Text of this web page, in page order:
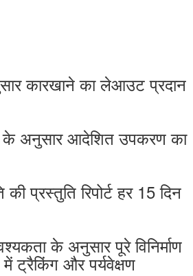
कारखाने का लेआउट प्रदान
के अनुसार आदेशित उपकरण का
की प्रस्तुति रिपोर्ट हर 15 दिन
के अनुसार पूरे विनिर्माण
ट्रैकिंग और पर्यवेक्षण